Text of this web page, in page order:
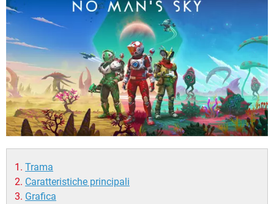
Trama
Caratteristiche principali
Grafica